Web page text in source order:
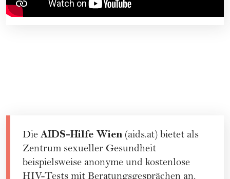
Die AIDS-Hilfe Wien (aids.at) bietet als
Zentrum sexueller Gesundheit
beispielsweise anonyme und kostenlose